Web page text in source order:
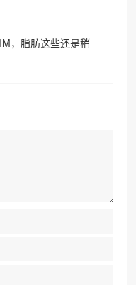
，脂肪这些还是稍